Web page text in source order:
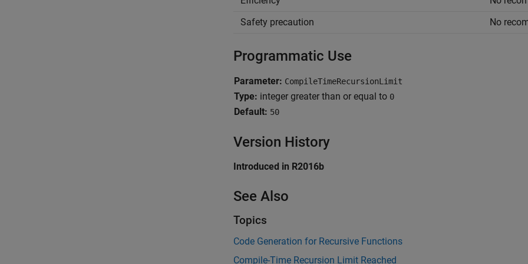
Safety precaution
No
Programmatic Use
Parameter: CompileTimeRecursionLimit
Type: integer greater than or equal to 0
Default: 50
Version History
Introduced in R2016b
See Also
Topics
Code Generation for Recursive Functions
Compile-Time Recursion Limit Reached